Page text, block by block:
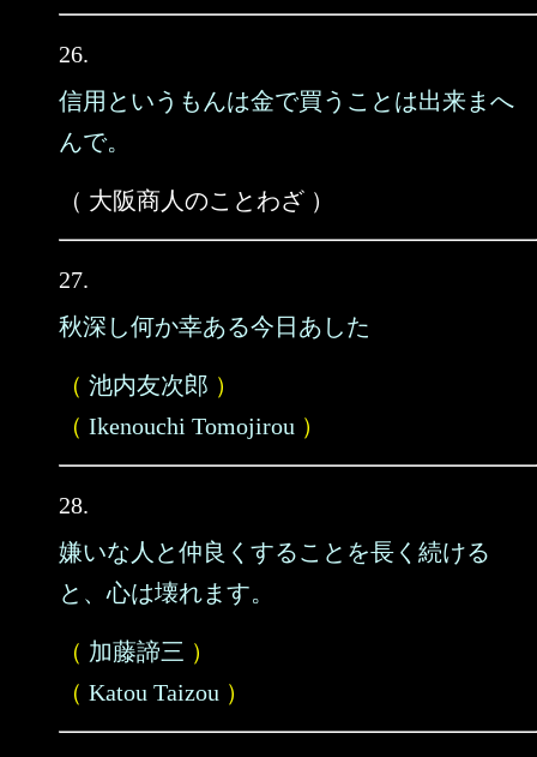
26.
信用というもんは金で買うことは出来まへ
んで。
（ 大阪商人のことわざ ）
27.
秋深し何か幸ある今日あした
（ 池内友次郎 ）
（ Ikenouchi Tomojirou ）
28.
嫌いな人と仲良くすることを長く続ける
と、心は壊れます。
（ 加藤諦三 ）
（ Katou Taizou ）